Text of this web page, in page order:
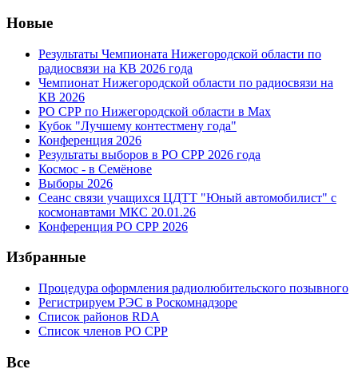
Новые
Результаты Чемпионата Нижегородской области по
радиосвязи на КВ 2026 года
Чемпионат Нижегородской области по радиосвязи на
КВ 2026
РО СРР по Нижегородской области в Max
Кубок "Лучшему контестмену года"
Конференция 2026
Результаты выборов в РО СРР 2026 года
Космос - в Семёнове
Выборы 2026
Сеанс связи учащихся ЦДТТ "Юный автомобилист" с
космонавтами МКС 20.01.26
Конференция РО СРР 2026
Избранные
Процедура оформления радиолюбительского позывного
Регистрируем РЭС в Роскомнадзоре
Список районов RDA
Список членов РО СРР
Все